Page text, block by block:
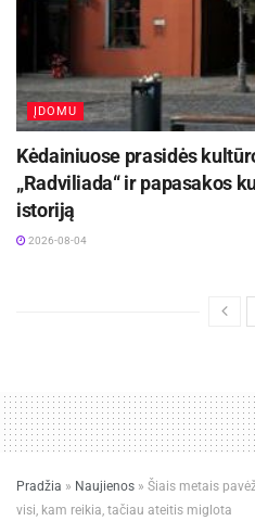
ĮDOMU
Kėdainiuose prasidės
„Radviliada“ ir papasakos
istoriją
2026-08-04
Pradžia » Naujienos » Šiais metais
visi, kam reikia, tačiau ateitis miglota